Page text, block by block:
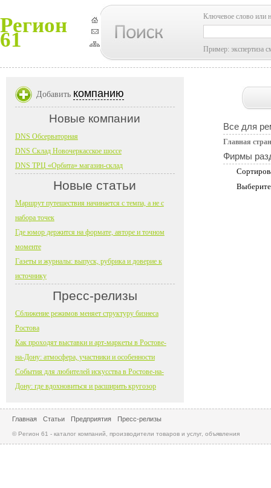
Регион
61
Ключевое слово или
Пример: экспертиза
Все для
Главная
Фирмы
Добавить компанию
Новые компании
DNS Обсерваторная
DNS Склад Новочеркасское шоссе
DNS ТРЦ «Орбита» магазин-склад
Новые статьи
Маршрут путешествия начинается с темпа, а не с
набора точек
Где юмор держится на формате, авторе и точном
моменте
Газеты и журналы: выпуск, рубрика и доверие к
источнику
Пресс-релизы
Сближение режимов меняет структуру бизнеса
Ростова
Как проходят выставки и арт-маркеты в Ростове-
на-Дону: атмосфера, участники и особенности
События для любителей искусства в Ростове-на-
Дону: где вдохновиться и расширить кругозор
Главная Статьи Предприятия Пресс-релизы
© Регион 61 - каталог компаний, производители товаров и услуг, объявления